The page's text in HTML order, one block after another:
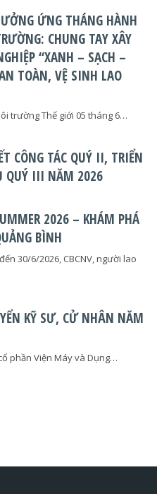
ỨNG THÁNG HÀNH
CHUNG TAY XÂY
“XANH – SẠCH –
TOÀN, VỆ SINH LAO
trường Thế giới 05 tháng 6…
CÔNG TÁC QUÝ II, TRIỂN
QUÝ III NĂM 2026
2026 – KHÁM PHÁ
BÌNH
30/6/2026, CBCNV, người lao
KỸ SƯ, CỬ NHÂN NĂM
phần Viện Máy và Dụng…